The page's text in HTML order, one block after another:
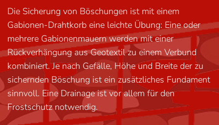
Die Sicherung von Böschungen ist mit einem
Gabionen-Drahtkorb eine leichte Übung: Eine oder
mehrere Gabionenmauern werden mit einer
Rückverhängung aus Geotextil zu einem Verbund
kombiniert. Je nach Gefälle, Höhe und Breite der zu
sichernden Böschung ist ein zusätzliches Fundament
sinnvoll. Eine Drainage ist vor allem für den
Frostschutz notwendig.